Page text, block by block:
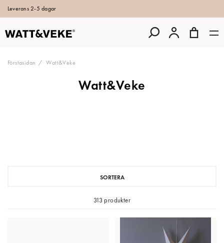
Leverans 2-5 dagar
Förstasidan Watt&Veke
Watt&Veke
SORTERA
313 produkter